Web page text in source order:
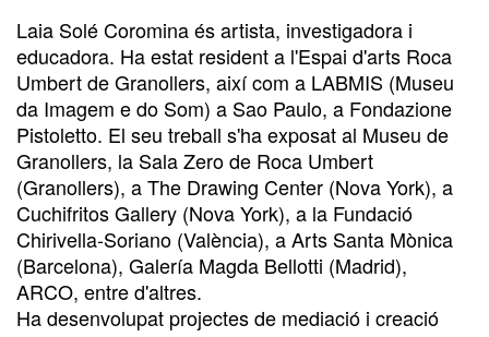
Laia Solé Coromina és artista, investigadora i
educadora. Ha estat resident a l'Espai d'arts Roca
Umbert de Granollers, així com a LABMIS (Museu
da Imagem e do Som) a Sao Paulo, a Fondazione
Pistoletto. El seu treball s'ha exposat al Museu de
Granollers, la Sala Zero de Roca Umbert
(Granollers), a The Drawing Center (Nova York), a
Cuchifritos Gallery (Nova York), a la Fundació
Chirivella-Soriano (València), a Arts Santa Mònica
(Barcelona), Galería Magda Bellotti (Madrid),
ARCO, entre d'altres.
Ha desenvolupat projectes de mediació i creació